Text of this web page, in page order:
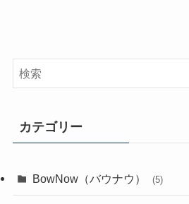
カテゴリー
BowNow（バウナウ） (5)